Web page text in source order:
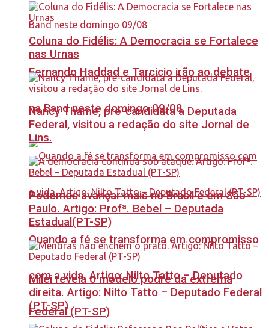
Fernando Haddad e Tarcicio irão ao debate
na Band neste domingo 09/08
Quando a fé se transforma em compromisso
com a vida. Artigo: Nilto Tatto – Deputado
Federal (PT-SP)
Coluna do Fidélis: A Democracia se Fortalece
nas Urnas
Nancy Thame, pré-candidata a Deputada
Federal, visitou a redação do site Jornal de
Lins.
Podemos avançar mais no Brasil e em São
Paulo. Artigo: Profª. Bebel – Deputada
Estadual(PT-SP)
Milei revela o modelo podre da extrema
direita. Artigo: Nilto Tatto – Deputado Federal
(PT-SP)